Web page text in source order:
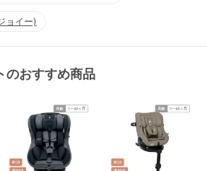
ョイー)
のおすすめ商品